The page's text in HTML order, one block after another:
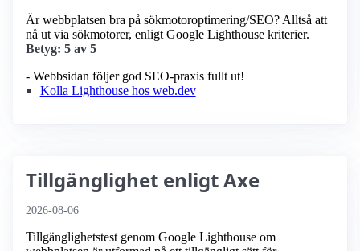
Är webbplatsen bra på sökmotoroptimering/SEO? Alltså att
nå ut via sökmotorer, enligt Google Lighthouse kriterier.
Betyg: 5 av 5
- Webbsidan följer god SEO-praxis fullt ut!
Kolla Lighthouse hos web.dev
Tillgänglighet enligt Axe
2026-08-06
Tillgänglighetstest genom Google Lighthouse om